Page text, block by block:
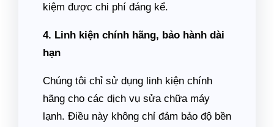
kiệm được chi phí đáng kể.
4. Linh kiện chính hãng, bảo hành dài
hạn
Chúng tôi chỉ sử dụng linh kiện chính
hãng cho các dịch vụ sửa chữa máy
lạnh. Điều này không chỉ đảm bảo độ bền